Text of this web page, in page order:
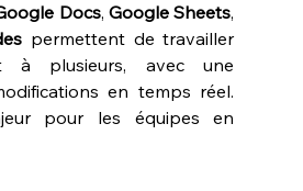
Docs, Google Sheets,
permettent de travailler
à plusieurs, avec une
en temps réel.
pour les équipes en